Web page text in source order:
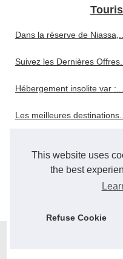
This website uses
the best
Refuse Cookie
Dans la réserve de
Suivez les Dernières
Hébergement insolite var :...
Les meilleures
Où dormir quand on